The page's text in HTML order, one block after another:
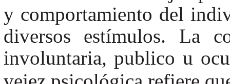
y comportamiento del
diversos estímulos. La
involuntaria, publico u